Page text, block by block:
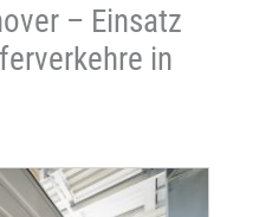
– Einsatz
in